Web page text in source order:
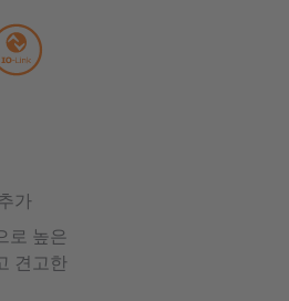
가
로 높은
견고한